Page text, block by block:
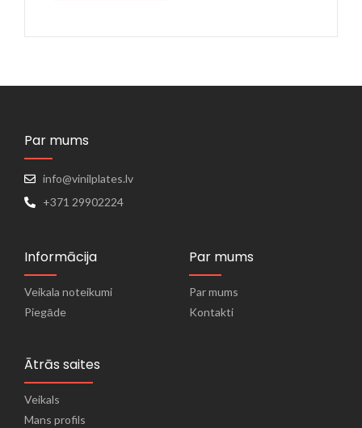
Par mums
info@vinilplates.lv
+371 29902224
Informācija
Veikala noteikumi
Piegāde
Par mums
Par mums
Kontakti
Ātrās saites
Veikals
Mans profils